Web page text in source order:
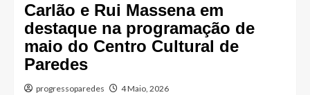
Carlão e Rui Massena em
destaque na programação de
maio do Centro Cultural de
Paredes
progressoparedes 4 Maio, 2026